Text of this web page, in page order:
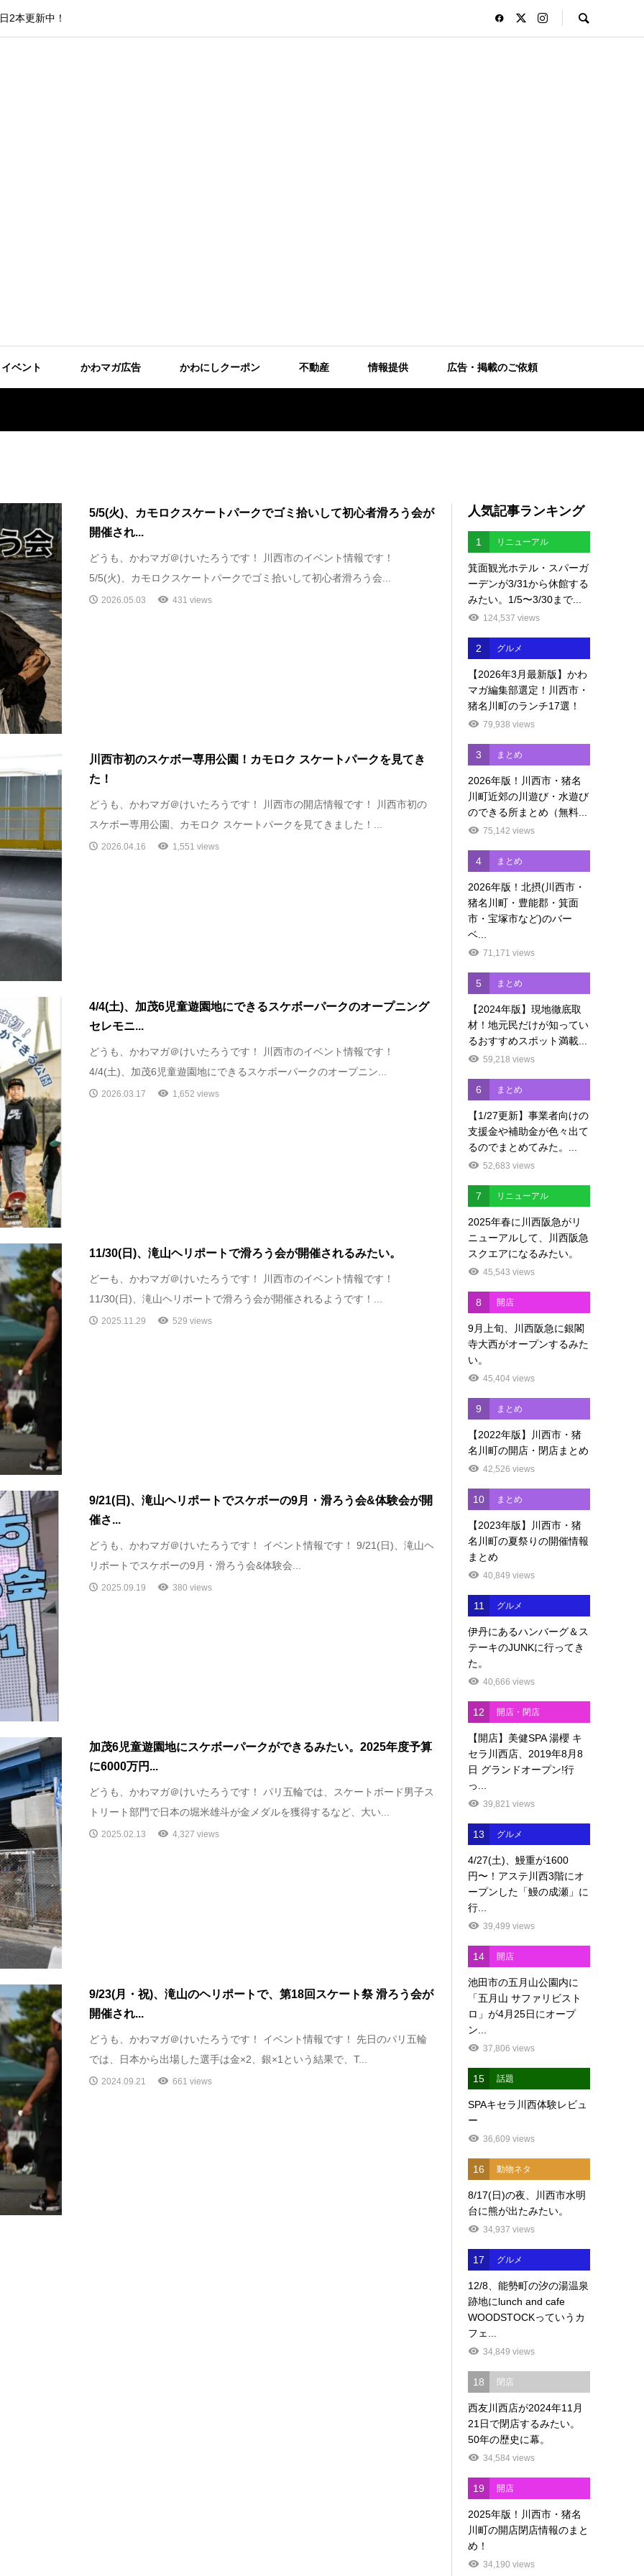
2本更新中！
イベント かわマガ広告 かわにしクーポン 不動産 情報提供 広告・掲載のご依頼
5/5(火)、カモロクスケートパークでゴミ拾いして初心者滑ろう会が
開催され...
どうも、かわマガ＠けいたろうです！ 川西市のイベント情報です！
5/5(火)、カモロクスケートパークでゴミ拾いして初心者滑ろう会...
2026.05.03 431 views
川西市初のスケボー専用公園！カモロク スケートパークを見てき
た！
どうも、かわマガ＠けいたろうです！ 川西市の開店情報です！ 川西市初の
スケボー専用公園、カモロク スケートパークを見てきました！...
2026.04.16 1,551 views
4/4(土)、加茂6児童遊園地にできるスケボーパークのオープニング
セレモニ...
どうも、かわマガ＠けいたろうです！ 川西市のイベント情報です！
4/4(土)、加茂6児童遊園地にできるスケボーパークのオープニン...
2026.03.17 1,652 views
11/30(日)、滝山ヘリポートで滑ろう会が開催されるみたい。
どーも、かわマガ＠けいたろうです！ 川西市のイベント情報です！
11/30(日)、滝山ヘリポートで滑ろう会が開催されるようです！...
2025.11.29 529 views
9/21(日)、滝山ヘリポートでスケボーの9月・滑ろう会&体験会が開
催さ...
どうも、かわマガ＠けいたろうです！ イベント情報です！ 9/21(日)、滝山ヘ
リポートでスケボーの9月・滑ろう会&体験会...
2025.09.19 380 views
加茂6児童遊園地にスケボーパークができるみたい。2025年度予算
に6000万円...
どうも、かわマガ＠けいたろうです！ パリ五輪では、スケートボード男子ス
トリート部門で日本の堀米雄斗が金メダルを獲得するなど、大い...
2025.02.13 4,327 views
9/23(月・祝)、滝山のヘリポートで、第18回スケート祭 滑ろう会が
開催され...
どうも、かわマガ＠けいたろうです！ イベント情報です！ 先日のパリ五輪
では、日本から出場した選手は金×2、銀×1という結果で、T...
2024.09.21 661 views
人気記事ランキング
1 リニューアル
箕面観光ホテル・スパーガ
ーデンが3/31から休館する
みたい。1/5〜3/30まで...
124,537 views
2 グルメ
【2026年3月最新版】かわ
マガ編集部選定！川西市・
猪名川町のランチ17選！
79,938 views
3 まとめ
2026年版！川西市・猪名
川町近郊の川遊び・水遊び
のできる所まとめ（無料...
75,142 views
4 まとめ
2026年版！北摂(川西市・
猪名川町・豊能郡・箕面
市・宝塚市など)のバー
ベ...
71,171 views
5 まとめ
【2024年版】現地徹底取
材！地元民だけが知ってい
るおすすめスポット満載...
59,218 views
6 まとめ
【1/27更新】事業者向けの
支援金や補助金が色々出て
るのでまとめてみた。...
52,683 views
7 リニューアル
2025年春に川西阪急がリ
ニューアルして、川西阪急
スクエアになるみたい。
45,543 views
8 開店
9月上旬、川西阪急に銀閣
寺大西がオープンするみた
い。
45,404 views
9 まとめ
【2022年版】川西市・猪
名川町の開店・閉店まとめ
42,526 views
10 まとめ
【2023年版】川西市・猪
名川町の夏祭りの開催情報
まとめ
40,849 views
11 グルメ
伊丹にあるハンバーグ＆ス
テーキのJUNKに行ってき
た。
40,666 views
12 開店・閉店
【開店】美健SPA 湯櫻 キ
セラ川西店、2019年8月8
日 グランドオープン!行
っ...
39,821 views
13 グルメ
4/27(土)、鰻重が1600
円〜！アステ川西3階にオ
ープンした「鰻の成瀬」に
行...
39,499 views
14 開店
池田市の五月山公園内に
「五月山 サファリビスト
ロ」が4月25日にオープ
ン...
37,806 views
15 話題
SPAキセラ川西体験レビュ
ー
36,609 views
16 動物ネタ
8/17(日)の夜、川西市水明
台に熊が出たみたい。
34,937 views
17 グルメ
12/8、能勢町の汐の湯温泉
跡地にlunch and cafe
WOODSTOCKっていうカ
フェ...
34,849 views
18 閉店
西友川西店が2024年11月
21日で閉店するみたい。
50年の歴史に幕。
34,584 views
19 開店
2025年版！川西市・猪名
川町の開店閉店情報のまと
め！
34,190 views